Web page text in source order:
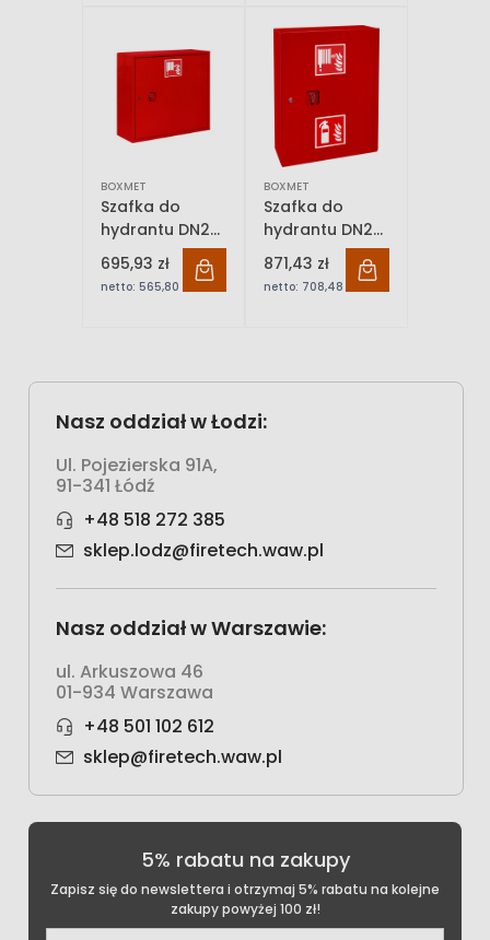
BOXMET
Szafka do
hydrantu DN25,
zawieszana
695,93 zł
netto: 565,80 zł
BOXMET
Szafka do
hydrantu DN25,
zawieszana,
kombi pionowa
871,43 zł
netto: 708,48 zł
Nasz oddział w Łodzi:
Ul. Pojezierska 91A,
91-341 Łódź
+48 518 272 385
sklep.lodz@firetech.waw.pl
Nasz oddział w Warszawie:
ul. Arkuszowa 46
01-934 Warszawa
+48 501 102 612
sklep@firetech.waw.pl
5% rabatu na zakupy
Zapisz się do newslettera i otrzymaj 5% rabatu na kolejne
zakupy powyżej 100 zł!